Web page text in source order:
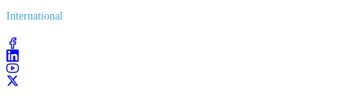
International